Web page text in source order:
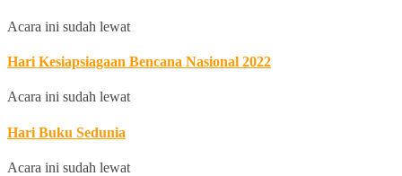
Acara ini sudah lewat
Hari Kesiapsiagaan Bencana Nasional 2022
Acara ini sudah lewat
Hari Buku Sedunia
Acara ini sudah lewat